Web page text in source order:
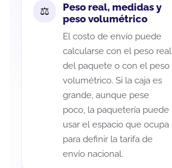
Peso real, medidas y
peso volumétrico
El costo de envío puede
calcularse con el peso real
del paquete o con el peso
volumétrico. Si la caja es
grande, aunque pese
poco, la paquetería puede
usar el espacio que ocupa
para definir la tarifa de
envío nacional.